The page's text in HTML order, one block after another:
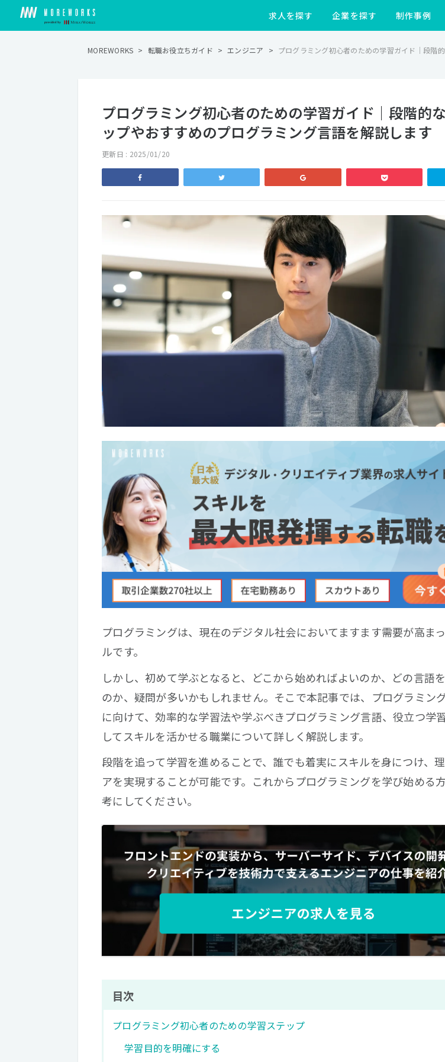
求人を探す 企業を探す 制作事例
MOREWORKS > 転職お役立ちガイド > エンジニア > プログラミング初心者のための学習ガイド｜段階
プログラミング初心者のための学習ガイド｜段階的
ップやおすすめのプログラミング言語を解説します
更新日 : 2025/01/20
プログラミングは、現在のデジタル社会においてますます需要が高ま
ルです。
しかし、初めて学ぶとなると、どこから始めればよいのか、どの言語
のか、疑問が多いかもしれません。そこで本記事では、プログラミン
に向けて、効率的な学習法や学ぶべきプログラミング言語、役立つ学
してスキルを活かせる職業について詳しく解説します。
段階を追って学習を進めることで、誰でも着実にスキルを身につけ、
アを実現することが可能です。これからプログラミングを学び始める
考にしてください。
目次
プログラミング初心者のための学習ステップ
学習目的を明確にする